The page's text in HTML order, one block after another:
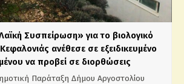
Συσπείρωση» για το βιολογικό
ανέθεσε σε εξειδικευμένο
να προβεί σε διορθώσεις
Παράταξη Δήμου Αργοστολίου